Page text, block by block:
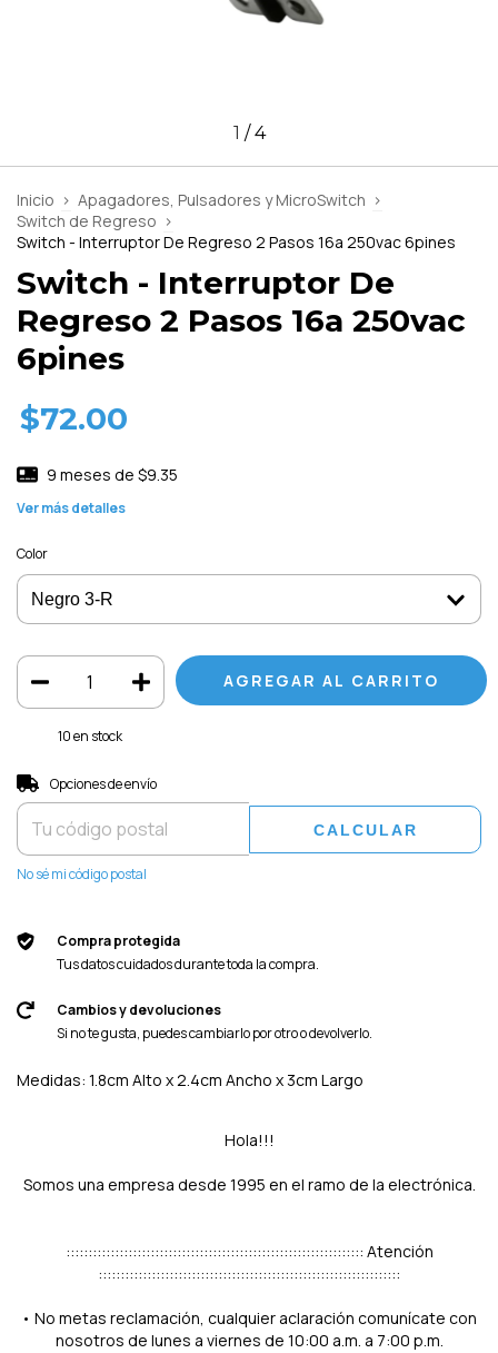
1 /4
Inicio > Apagadores, Pulsadores y MicroSwitch >
Switch de Regreso >
Switch - Interruptor De Regreso 2 Pasos 16a 250vac 6pines
Switch - Interruptor De
Regreso 2 Pasos 16a 250vac
6pines
$72.00
9 meses de $9.35
Ver más detalles
Color
10en stock
Entregas para el CP:
Opciones de envío
CALCULAR
No sé mi código postal
Compra protegida
Tus datos cuidados durante toda la compra.
Cambios y devoluciones
Si no te gusta, puedes cambiarlo por otro o devolverlo.
Medidas: 1.8cm Alto x 2.4cm Ancho x 3cm Largo
Hola!!!
Somos una empresa desde 1995 en el ramo de la electrónica.
::::::::::::::::::::::::::::::::::::::::::::::::::::::::::::::::::: Atención
::::::::::::::::::::::::::::::::::::::::::::::::::::::::::::::::::::
• No metas reclamación, cualquier aclaración comunícate con
nosotros de lunes a viernes de 10:00 a.m. a 7:00 p.m.